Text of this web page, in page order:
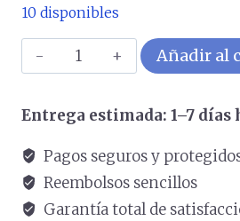
10 disponibles
VIGI
C340-
cantidad
Añadir al
Entrega estimada: 1–7 días
Pagos seguros y
Reembolsos sencillos
Garantía total de